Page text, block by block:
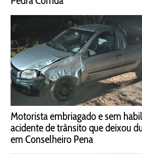
Motorista embriagado e sem
acidente de trânsito que deixou
em Conselheiro Pena